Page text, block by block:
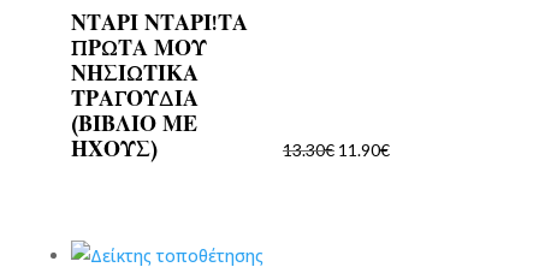
ΝΤΑΡΙ ΝΤΑΡΙ!ΤΑ
ΠΡΩΤΑ ΜΟΥ
ΝΗΣΙΩΤΙΚΑ
ΤΡΑΓΟΥΔΙΑ
(ΒΙΒΛΙΟ ΜΕ
ΗΧΟΥΣ)
13.30€ 11.90€11.90€.